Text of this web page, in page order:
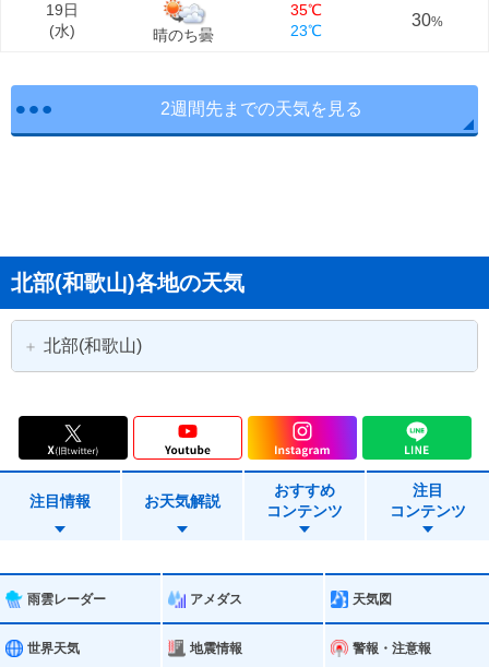
19日
(水) 晴のち曇
35℃
23℃
30%
2週間先までの天気を見る
北部(和歌山)各地の天気
北部(和歌山)
橋本市 有田市
御坊市 紀の川市
かつらぎ町
高野町
注目情報 お天気解説
おすすめ
コンテンツ
注目
コンテンツ
雨雲レーダー アメダス 天気図
世界天気 地震情報 警報・注意報